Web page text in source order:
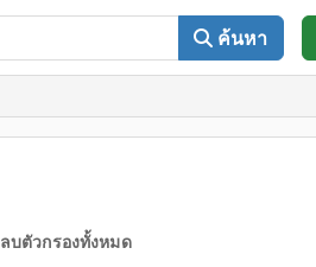
ค้นหา
ลบตัวกรองทั้งหมด